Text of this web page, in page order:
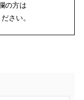
の方は
さい。